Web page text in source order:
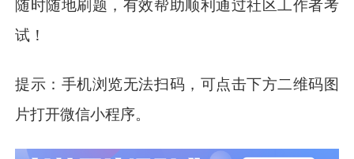
随时随地刷题，有效帮助顺利通过社区工作者考
试！
提示：手机浏览无法扫码，可点击下方二维码图
片打开微信小程序。